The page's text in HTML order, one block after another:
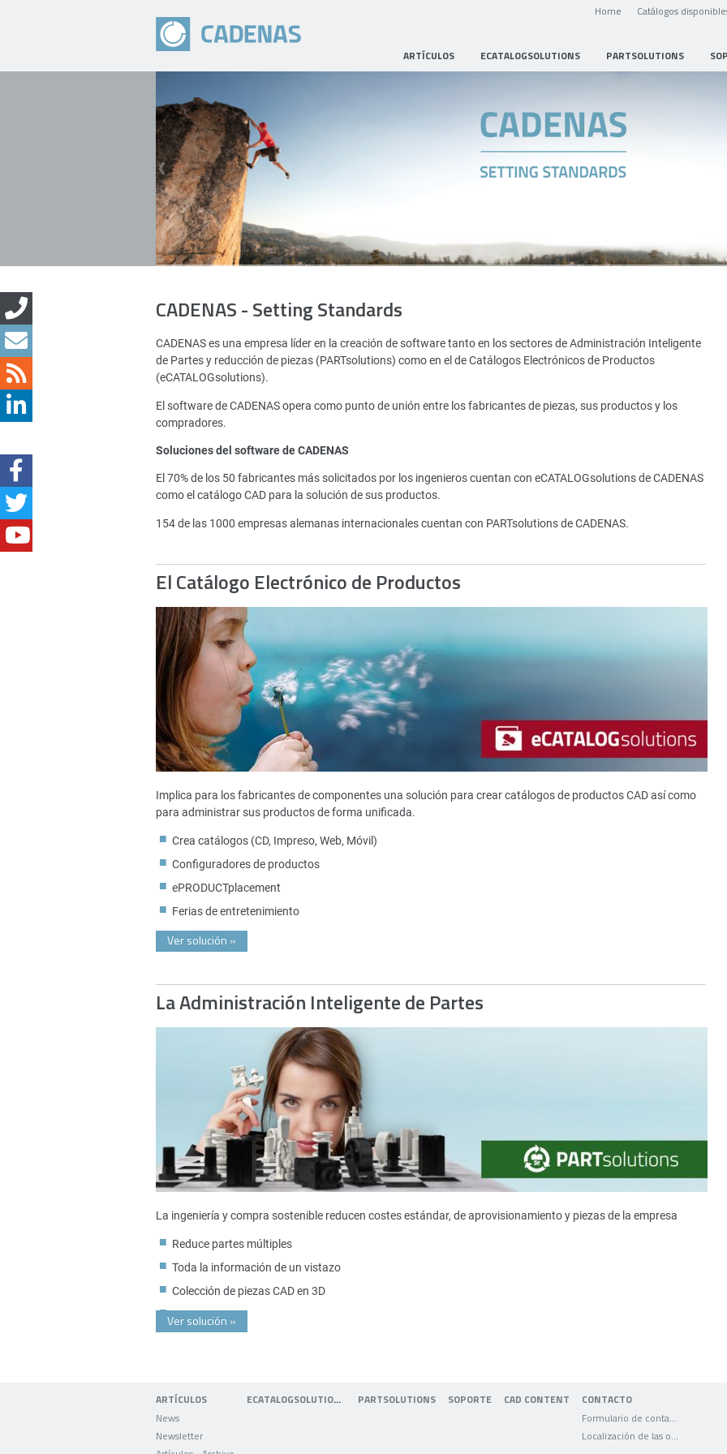
Home Catálogos
ARTÍCULOS ECATALOGSOLUTIONS PARTSOLUTIONS
CADENAS - Setting Standards
CADENAS es una empresa líder en la creación de software tanto en los sectores de Administración Inteligente
de Partes y reducción de piezas (PARTsolutions) como en el de Catálogos Electrónicos de Productos
(eCATALOGsolutions).
El software de CADENAS opera como punto de unión entre los fabricantes de piezas, sus productos y los
compradores.
Soluciones del software de CADENAS
El 70% de los 50 fabricantes más solicitados por los ingenieros cuentan con eCATALOGsolutions de CADENAS
como el catálogo CAD para la solución de sus productos.
154 de las 1000 empresas alemanas internacionales cuentan con PARTsolutions de CADENAS.
El Catálogo Electrónico de Productos
Implica para los fabricantes de componentes una solución para crear catálogos de productos CAD así como
para administrar sus productos de forma unificada.
Crea catálogos (CD, Impreso, Web, Móvil)
Configuradores de productos
ePRODUCTplacement
Ferias de entretenimiento
Ver solución »
La Administración Inteligente de Partes
La ingeniería y compra sostenible reducen costes estándar, de aprovisionamiento y piezas de la empresa
Reduce partes múltiples
Toda la información de un vistazo
Colección de piezas CAD en 3D
Ver solución »
ARTÍCULOS
News
Newsletter
ECATALOGSOLUTIONS PARTSOLUTIONS SOPORTE CAD CONTENT CONTACTO